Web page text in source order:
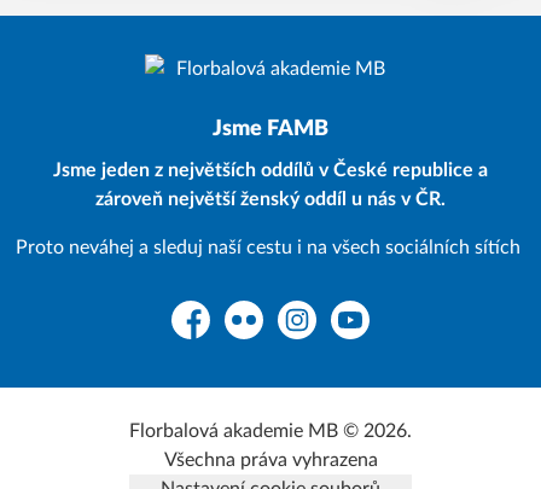
Jsme FAMB
Jsme jeden z největších oddílů v České republice a
zároveň největší ženský oddíl u nás v ČR.
Proto neváhej a sleduj naší cestu i na všech sociálních sítích
FacebookFlickr InstagramYouTube
Florbalová akademie MB © 2026.
Všechna práva vyhrazena